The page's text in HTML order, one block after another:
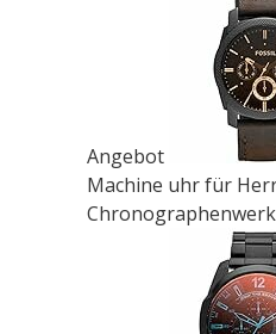
Angebot
Machine uhr für